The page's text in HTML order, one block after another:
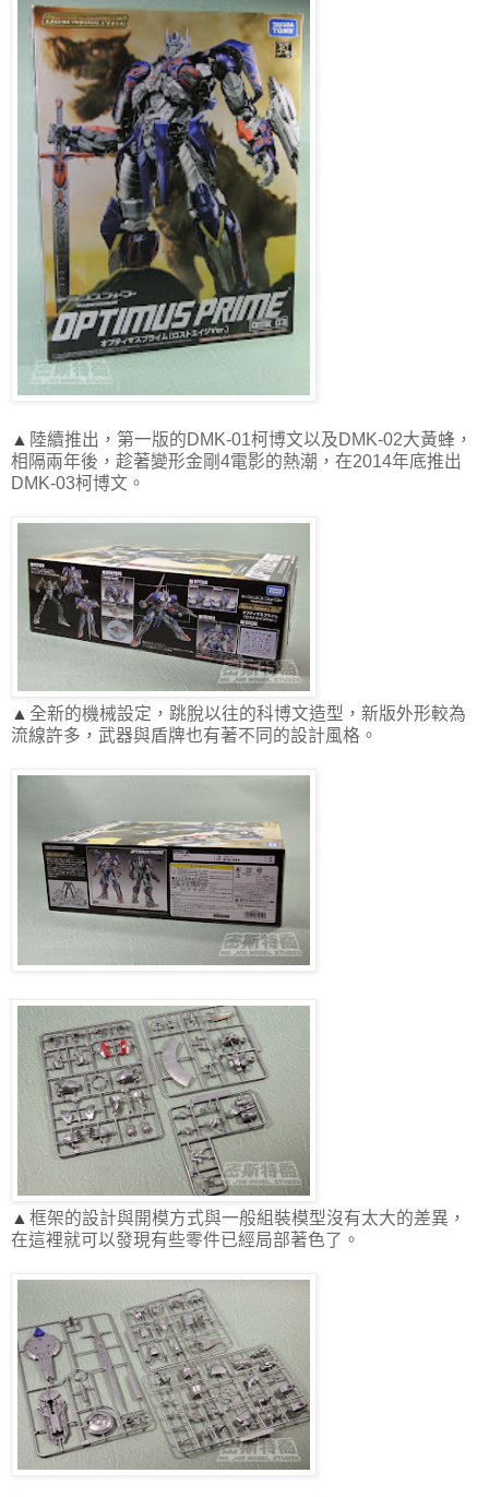
▲ 陸續推出，第一版的DMK-01柯博文以及DMK-02大黃蜂，
相隔兩年後，趁著變形金剛4電影的熱潮，在2014年底推出
DMK-03柯博文。
▲ 全新的機械設定，跳脫以往的科博文造型，新版外形較為
流線許多，武器與盾牌也有著不同的設計風格。
▲ 框架的設計與開模方式與一般組裝模型沒有太大的差異，
在這裡就可以發現有些零件已經局部著色了。